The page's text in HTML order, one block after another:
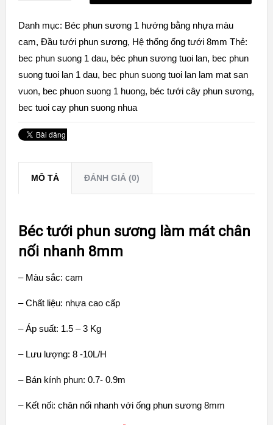
Danh mục: Béc phun sương 1 hướng bằng nhựa màu
cam, Đầu tưới phun sương, Hệ thống ống tưới 8mm Thẻ:
bec phun suong 1 dau, béc phun sương tuoi lan, bec phun
suong tuoi lan 1 dau, bec phun suong tuoi lan lam mat san
vuon, bec phuon suong 1 huong, béc tưới cây phun sương,
bec tuoi cay phun suong nhua
MÔ TẢ ĐÁNH GIÁ (0)
Béc tưới phun sương làm mát chân
nối nhanh 8mm
– Màu sắc: cam
– Chất liệu: nhựa cao cấp
– Áp suất: 1.5 – 3 Kg
– Lưu lượng: 8 -10L/H
– Bán kính phun: 0.7- 0.9m
– Kết nối: chân nối nhanh với ống phun sương 8mm